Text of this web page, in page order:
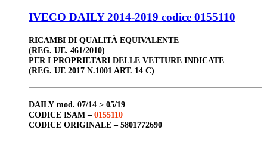
IVECO DAILY 2014-2019 codice 0155110
RICAMBI DI QUALITÀ EQUIVALENTE
(REG. UE. 461/2010)
PER I PROPRIETARI DELLE VETTURE INDICATE
(REG. UE 2017 N.1001 ART. 14 C)
DAILY mod. 07/14 > 05/19
CODICE ISAM – 0155110
CODICE ORIGINALE – 5801772690